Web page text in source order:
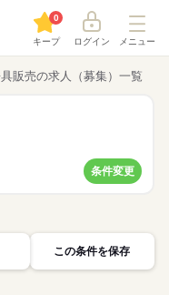
キープ
0
ログイン メニュー
販売の求人（募集）一覧
条件変更
この条件を保存